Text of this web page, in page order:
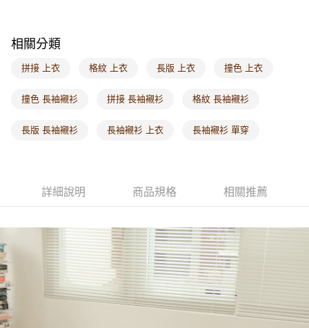
海外配送-其他亞洲地區
海外配送-歐美地區 查看運費
相關分類
拼接 上衣 格紋 上衣 長版 上衣 撞色 上衣
撞色 長袖襯衫 拼接 長袖襯衫 格紋 長袖襯衫
長版 長袖襯衫 長袖襯衫 上衣 長袖襯衫 單穿
詳細說明 商品規格 相關推薦